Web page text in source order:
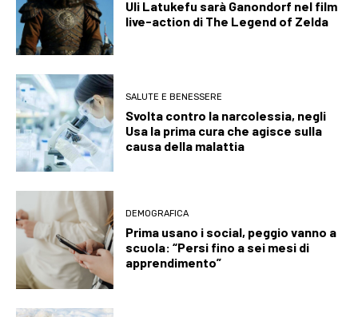
Uli Latukefu sarà Ganondorf nel film
live-action di The Legend of Zelda
SALUTE E BENESSERE
Svolta contro la narcolessia, negli
Usa la prima cura che agisce sulla
causa della malattia
DEMOGRAFICA
Prima usano i social, peggio vanno a
scuola: “Persi fino a sei mesi di
apprendimento”